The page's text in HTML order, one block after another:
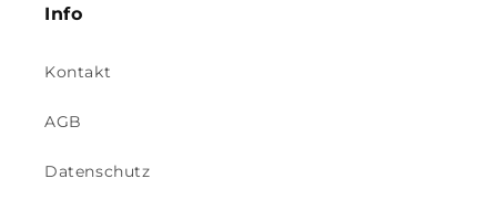
Info
Kontakt
AGB
Datenschutz